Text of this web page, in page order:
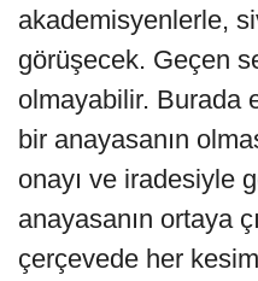
akademisyenlerle,
görüşecek. Geçen
olmayabilir. Burada
bir anayasanın
onayı ve iradesiyle
anayasanın ortaya
çerçevede her